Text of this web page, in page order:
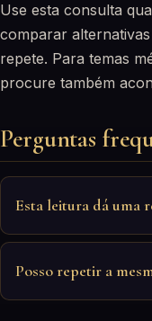
Use esta consulta
comparar
repete. Para temas
procure também
Perguntas
Esta leitura dá uma
Posso repetir a